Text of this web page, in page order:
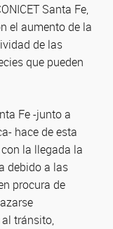
Santa Fe,
el aumento de la
de las
que pueden
Fe -junto a
hace de esta
la llegada la
debido a las
procura de
tránsito,